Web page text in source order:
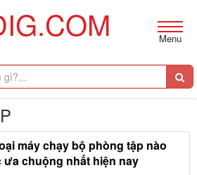
Menu
máy chạy bộ phòng tập nào
chuộng nhất hiện nay